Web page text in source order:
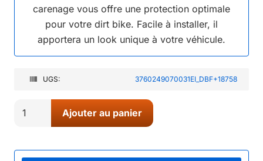
carenage vous offre une protection optimale
pour votre dirt bike. Facile à installer, il
apportera un look unique à votre véhicule.
UGS: 3760249070031EI_DBF+18758
CARENAGE
Ajouter au panier